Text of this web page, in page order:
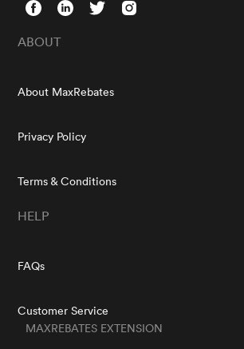
ABOUT
About MaxRebates
Privacy Policy
Terms & Conditions
HELP
FAQs
Customer Service
MAXREBATES EXTENSION